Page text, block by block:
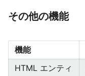
その他の機能
機能
HTML エンティ